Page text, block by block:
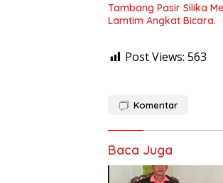
Tambang Pasir Silika
Lamtim Angkat Bicara.
Post Views: 563
Komentar
Baca Juga